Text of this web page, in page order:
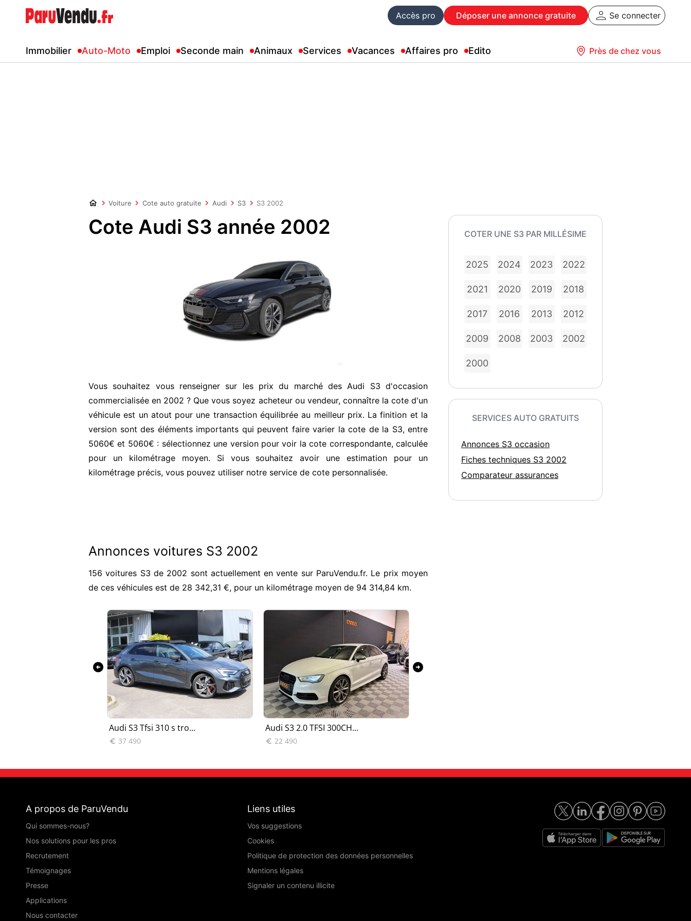
Accès pro Déposer une annonce gratuite Se connecter
Immobilier Auto-Moto Emploi Seconde main Animaux Services Vacances Affaires pro Edito Près de chez vous
Voiture Cote auto gratuite Audi S3 S3 2002
Cote Audi S3 année 2002
Vous souhaitez vous renseigner sur les prix du marché des Audi S3 d'occasion
commercialisée en 2002 ? Que vous soyez acheteur ou vendeur, connaître la cote d'un
véhicule est un atout pour une transaction équilibrée au meilleur prix. La finition et la
version sont des éléments importants qui peuvent faire varier la cote de la S3, entre
5060€ et 5060€ : sélectionnez une version pour voir la cote correspondante, calculée
pour un kilométrage moyen. Si vous souhaitez avoir une estimation pour un
kilométrage précis, vous pouvez utiliser notre service de cote personnalisée.
Annonces voitures S3 2002
156 voitures S3 de 2002 sont actuellement en vente sur ParuVendu.fr. Le prix moyen
de ces véhicules est de 28 342,31 €, pour un kilométrage moyen de 94 314,84 km.
Audi S3 Tfsi 310 s tro...
 37 490
Audi S3 2.0 TFSI 300CH...
 22 490
arrow_circle_left arrow_circle_right
COTER UNE S3 PAR MILLÉSIME
2025 2024 2023 2022
2021 2020 2019 2018
2017 2016 2013 2012
2009 2008 2003 2002
2000
SERVICES AUTO GRATUITS
Annonces S3 occasion
Fiches techniques S3 2002
Comparateur assurances
A propos de ParuVendu
Qui sommes-nous?
Nos solutions pour les pros
Recrutement
Témoignages
Presse
Applications
Nous contacter
Liens utiles
Vos suggestions
Cookies
Politique de protection des données personnelles
Mentions légales
Signaler un contenu illicite